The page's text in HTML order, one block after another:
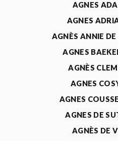
AGNES
AGNES
AGNÈS ANNIE
AGNES
AGNÈS
AGNES
AGNES
AGNES DE
AGNÈS DE